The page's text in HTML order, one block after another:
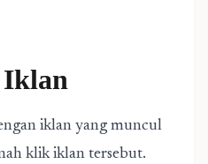
iklan yang muncul
klik iklan tersebut.